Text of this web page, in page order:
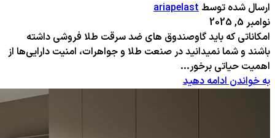
ارسال شده توسط ariapelast
نوامبر 5, 2025
امکاناتی که باید گاوصندوق های ضد سرقت طلا فروشی داشته
باشند و شما نمیدانید در صنعت طلا و جواهرات، امنیت دارایی‌ها از
اهمیت حیاتی برخور...
به خواندن ادامه دهید